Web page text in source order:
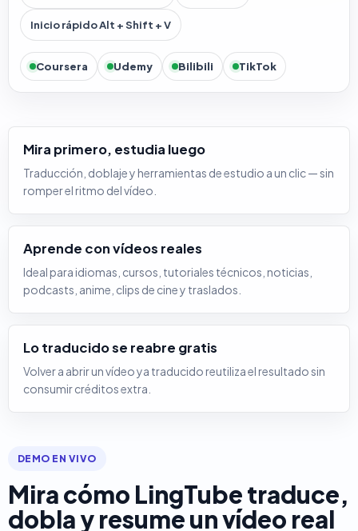
Inicio rápido Alt + Shift + V
Coursera Udemy Bilibili TikTok
Mira primero, estudia luego
Traducción, doblaje y herramientas de estudio a un clic — sin
romper el ritmo del vídeo.
Aprende con vídeos reales
Ideal para idiomas, cursos, tutoriales técnicos, noticias,
podcasts, anime, clips de cine y traslados.
Lo traducido se reabre gratis
Volver a abrir un vídeo ya traducido reutiliza el resultado sin
consumir créditos extra.
DEMO EN VIVO
Mira cómo LingTube traduce,
dobla y resume un vídeo real